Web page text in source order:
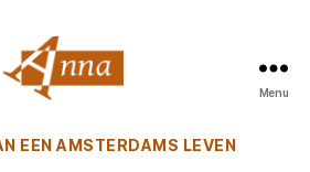
van
Menu
Categorieën
EEN AMSTERDAMS LEVEN